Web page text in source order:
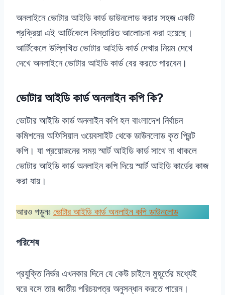
অনলাইনে ভোটার আইডি কার্ড ডাউনলোড করার সহজ একটি
প্রক্রিয়া এই আর্টিকেলে বিস্তারিত আলোচনা করা হয়েছে।
আর্টিকেলে উল্লিখিত ভোটার আইডি কার্ড দেখার নিয়ম দেখে
দেখে অনলাইনে ভোটার আইডি কার্ড বের করতে পারবেন।
ভোটার আইডি কার্ড অনলাইন কপি কি?
ভোটার আইডি কার্ড অনলাইন কপি হল বাংলাদেশ নির্বাচন
কমিশনের অফিসিয়াল ওয়েবসাইট থেকে ডাউনলোড কৃত প্রিন্ট
কপি। যা প্রয়োজনের সময় স্মার্ট আইডি কার্ড সাথে না থাকলে
ভোটার আইডি কার্ড অনলাইন কপি দিয়ে স্মার্ট আইডি কার্ডের কাজ
করা যায়।
আরও পড়ুনঃ ভোটার আইডি কার্ড অনলাইন কপি ডাউনলোড
পরিশেষ
প্রযুক্তি নির্ভর এখনকার দিনে যে কেউ চাইলে মুহূর্তের মধ্যেই
ঘরে বসে তার জাতীয় পরিচয়পত্র অনুসন্ধান করতে পারেন।